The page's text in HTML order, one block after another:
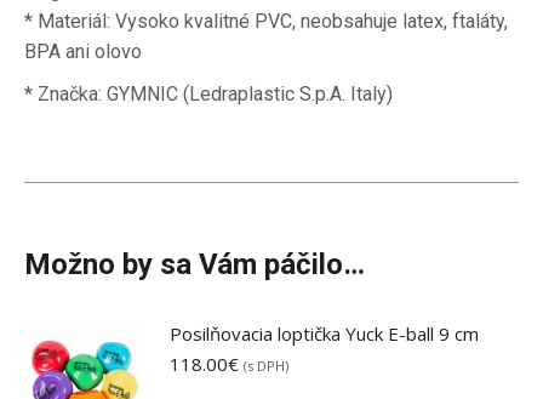
* Materiál: Vysoko kvalitné PVC, neobsahuje latex, ftaláty,
BPA ani olovo
* Značka: GYMNIC (Ledraplastic S.p.A. Italy)
Možno by sa Vám páčilo…
Posilňovacia loptička Yuck E-ball 9 cm
118.00€ (s DPH)